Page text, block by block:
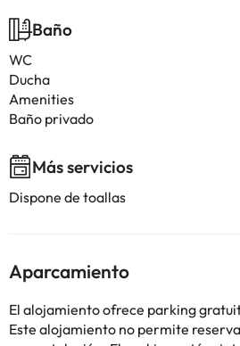
Baño
WC
Ducha
Amenities
Baño privado
Más servicios
Dispone de toallas
Aparcamiento
El alojamiento ofrece parking
Este alojamiento no permite